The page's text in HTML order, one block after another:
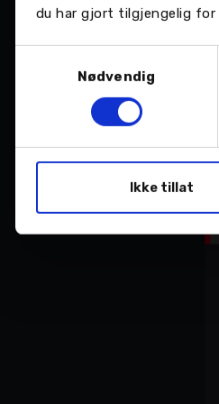
du har gjort tilgjengelig for
Nødvendig
Ikke tillat